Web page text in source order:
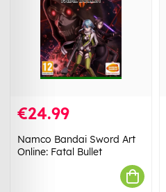
€24.99
Namco Bandai Sword Art
Online: Fatal Bullet